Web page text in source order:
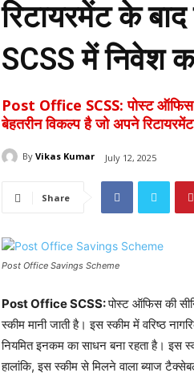
रिटायरमेंट के
SCSS में निवेश
Post Office SCSS: पोस्ट ऑफिस
बेहतरीन विकल्प है जो अपने
By Vikas Kumar July 12, 2025
Share
Post Office Savings Scheme
Post Office SCSS:पोस्ट ऑफिस की
स्कीम मानी जाती है। इस स्कीम में वरिष्ठ
नियमित इनकम का साधन बना रहता है। इस
हालांकि, इस स्कीम से मिलने वाला ब्याज